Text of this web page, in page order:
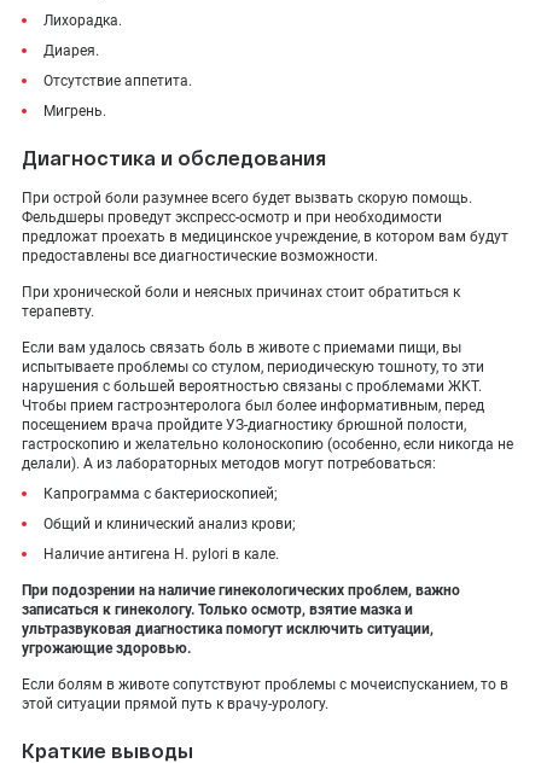
Лихорадка.
Диарея.
Отсутствие аппетита.
Мигрень.
Диагностика и обследования
При острой боли разумнее всего будет вызвать скорую помощь.
Фельдшеры проведут экспресс-осмотр и при необходимости
предложат проехать в медицинское учреждение, в котором вам будут
предоставлены все диагностические возможности.
При хронической боли и неясных причинах стоит обратиться к
терапевту.
Если вам удалось связать боль в животе с приемами пищи, вы
испытываете проблемы со стулом, периодическую тошноту, то эти
нарушения с большей вероятностью связаны с проблемами ЖКТ.
Чтобы прием гастроэнтеролога был более информативным, перед
посещением врача пройдите УЗ-диагностику брюшной полости,
гастроскопию и желательно колоноскопию (особенно, если никогда не
делали). А из лабораторных методов могут потребоваться:
Капрограмма с бактериоскопией;
Общий и клинический анализ крови;
Наличие антигена H. pylori в кале.
При подозрении на наличие гинекологических проблем, важно
записаться к гинекологу. Только осмотр, взятие мазка и
ультразвуковая диагностика помогут исключить ситуации,
угрожающие здоровью.
Если болям в животе сопутствуют проблемы с мочеиспусканием, то в
этой ситуации прямой путь к врачу-урологу.
Краткие выводы